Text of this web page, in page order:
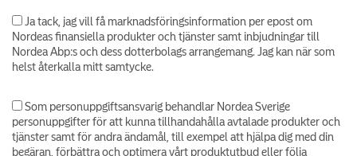
Ja tack, jag vill få marknadsföringsinformation per epost om
Nordeas finansiella produkter och tjänster samt inbjudningar till
Nordea Abp:s och dess dotterbolags arrangemang. Jag kan när som
helst återkalla mitt samtycke.
Som personuppgiftsansvarig behandlar Nordea Sverige
personuppgifter för att kunna tillhandahålla avtalade produkter och
tjänster samt för andra ändamål, till exempel att hjälpa dig med din
begäran, förbättra och optimera vårt produktutbud eller följa